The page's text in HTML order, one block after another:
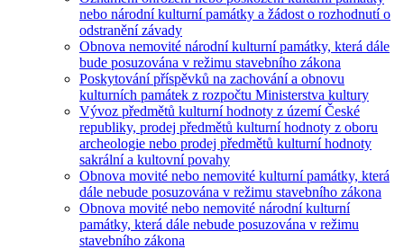
nebo národní kulturní památky a žádost o rozhodnutí o
odstranění závady
Obnova nemovité národní kulturní památky, která dále
bude posuzována v režimu stavebního zákona
Poskytování příspěvků na zachování a obnovu
kulturních památek z rozpočtu Ministerstva kultury
Vývoz předmětů kulturní hodnoty z území České
republiky, prodej předmětů kulturní hodnoty z oboru
archeologie nebo prodej předmětů kulturní hodnoty
sakrální a kultovní povahy
Obnova movité nebo nemovité kulturní památky, která
dále nebude posuzována v režimu stavebního zákona
Obnova movité nebo nemovité národní kulturní
památky, která dále nebude posuzována v režimu
stavebního zákona